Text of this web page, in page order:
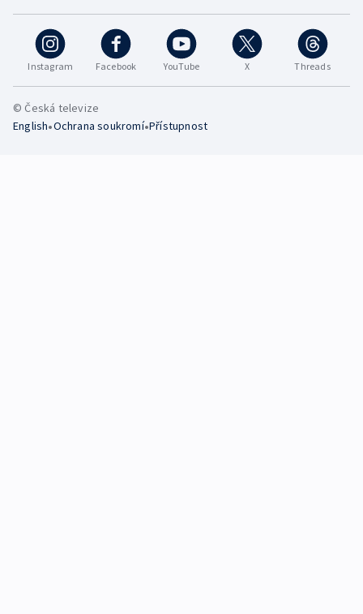
Instagram Facebook YouTube X Threads
© Česká televize
English•Ochrana soukromí•Přístupnost